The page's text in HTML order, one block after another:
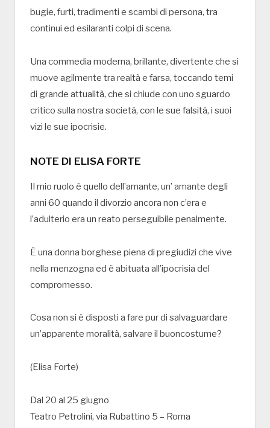
bugie, furti, tradimenti e scambi di persona, tra
continui ed esilaranti colpi di scena.
Una commedia moderna, brillante, divertente che si
muove agilmente tra realtà e farsa, toccando temi
di grande attualità, che si chiude con uno sguardo
critico sulla nostra società, con le sue falsità, i suoi
vizi le sue ipocrisie.
NOTE DI ELISA FORTE
Il mio ruolo è quello dell’amante, un’ amante degli
anni 60 quando il divorzio ancora non c’era e
l’adulterio era un reato perseguibile penalmente.
È una donna borghese piena di pregiudizi che vive
nella menzogna ed è abituata all’ipocrisia del
compromesso.
Cosa non si è disposti a fare pur di salvaguardare
un’apparente moralità, salvare il buoncostume?
(Elisa Forte)
Dal 20 al 25 giugno
Teatro Petrolini, via Rubattino 5 – Roma